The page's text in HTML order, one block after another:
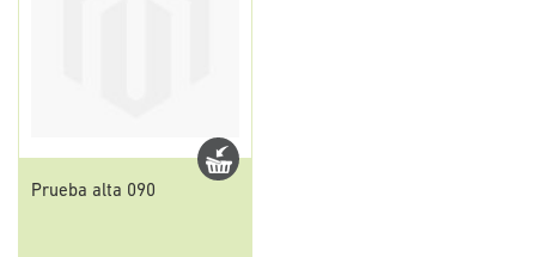
Prueba alta 090